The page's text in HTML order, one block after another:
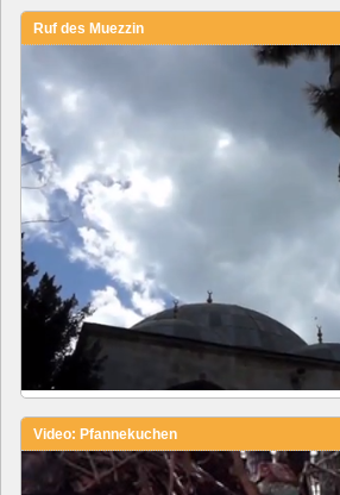
Ruf des Muezzin
Video: Pfannekuchen